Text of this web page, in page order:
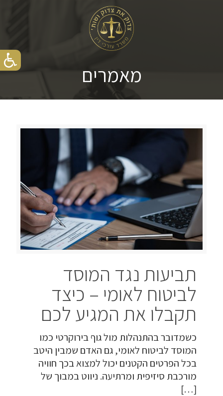
מאמרים
תביעות נגד המוסד
לביטוח לאומי – כיצד
תקבלו את המגיע לכם
כשמדובר בהתנהלות מול גוף בירוקרטי כמו
המוסד לביטוח לאומי, גם האדם שמבין היטב
בכל הפרטים הקטנים יכול למצוא בכך חוויה
מורכבת סיזיפית ומרתיעה. ניווט במבוך של
[…]